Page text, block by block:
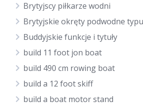
Brytyjscy piłkarze wodni
Brytyjskie okręty podwodne
Buddyjskie funkcje i tytuły
build 11 foot jon boat
build 490 cm rowing boat
build a 12 foot skiff
build a boat motor stand